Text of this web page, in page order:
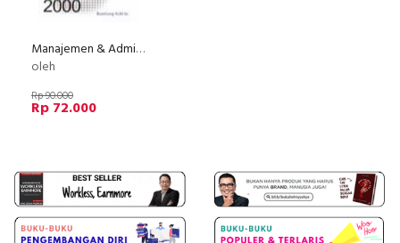
Manajemen & Administrasi Database Menggunakan SQL Server 2000
oleh
Rp 90.000
Rp 72.000